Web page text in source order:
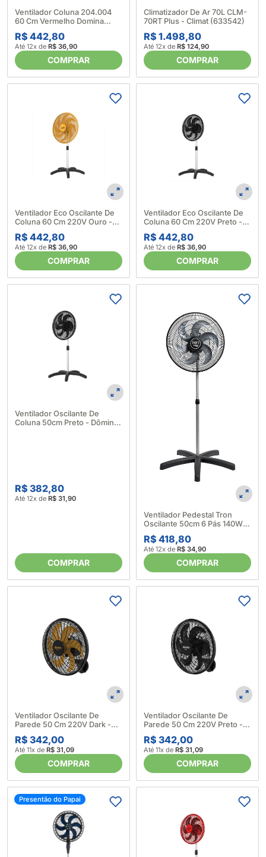
Ventilador Coluna 204.004
60 Cm Vermelho Domina
641611
R$ 442,80
Até 12x de R$ 36,90
COMPRAR
Climatizador De Ar 70L CLM-
70RT Plus - Climat (633542)
R$ 1.498,80
Até 12x de R$ 124,90
COMPRAR
Ventilador Eco Oscilante De
Coluna 60 Cm 220V Ouro -
Domina 641612
R$ 442,80
Até 12x de R$ 36,90
COMPRAR
Ventilador Eco Oscilante De
Coluna 60 Cm 220V Preto -
Domina 641610
R$ 442,80
Até 12x de R$ 36,90
COMPRAR
Ventilador Oscilante De
Coluna 50cm Preto - Dômina
R$ 382,80
Até 12x de R$ 31,90
COMPRAR
Ventilador Pedestal Tron
Oscilante 50cm 6 Pás 140W
220V - Tron (645237)
R$ 418,80
Até 12x de R$ 34,90
COMPRAR
Ventilador Oscilante De
Parede 50 Cm 220V Dark -
Domina 641600
R$ 342,00
Até 11x de R$ 31,09
COMPRAR
Ventilador Oscilante De
Parede 50 Cm 220V Preto -
Domina 641597
R$ 342,00
Até 11x de R$ 31,09
COMPRAR
Presentão do Papai